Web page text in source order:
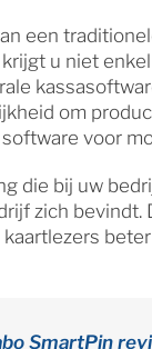
een
u niet
om
voor
die bij uw
zich
SmartPin